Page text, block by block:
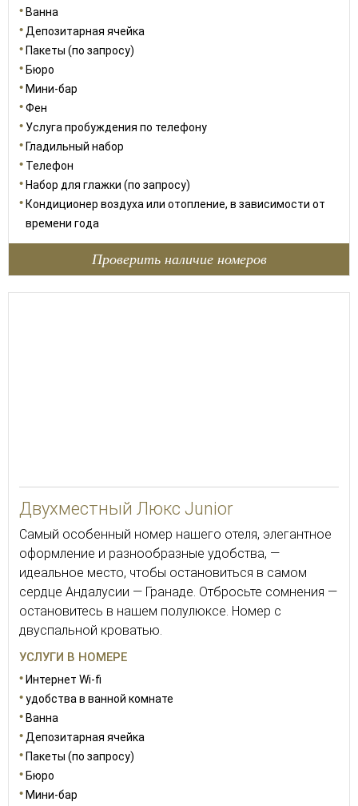
Ванна
Депозитарная ячейка
Пакеты (по запросу)
Бюро
Мини-бар
Фен
Услуга пробуждения по телефону
Гладильный набор
Телефон
Набор для глажки (по запросу)
Кондиционер воздуха или отопление, в зависимости от
времени года
Проверить наличие номеров
Двухместный Люкс Junior
Самый особенный номер нашего отеля, элегантное
оформление и разнообразные удобства, —
идеальное место, чтобы остановиться в самом
сердце Андалусии — Гранаде. Отбросьте сомнения —
остановитесь в нашем полулюксе. Номер с
двуспальной кроватью.
УСЛУГИ В НОМЕРЕ
Интернет Wi-fi
удобства в ванной комнате
Ванна
Депозитарная ячейка
Пакеты (по запросу)
Бюро
Мини-бар